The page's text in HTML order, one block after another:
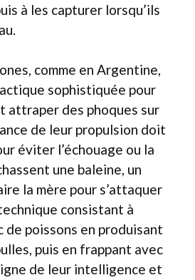
à les capturer lorsqu’ils
comme en Argentine,
sophistiquée pour
attraper des phoques sur
de leur propulsion doit
éviter l’échouage ou la
une baleine, un
la mère pour s’attaquer
consistant à
de poissons en produisant
puis en frappant avec
de leur intelligence et